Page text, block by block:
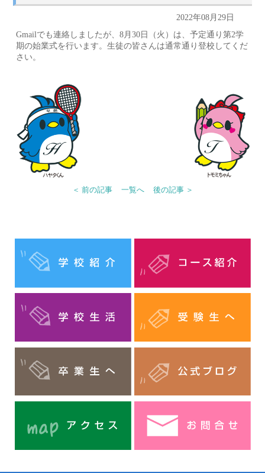
2022年08月29日
Gmailでも連絡しましたが、8月30日（火）は、予定通り第2学
期の始業式を行います。生徒の皆さんは通常通り登校してくだ
さい。
＜ 前の記事 一覧へ 後の記事 ＞